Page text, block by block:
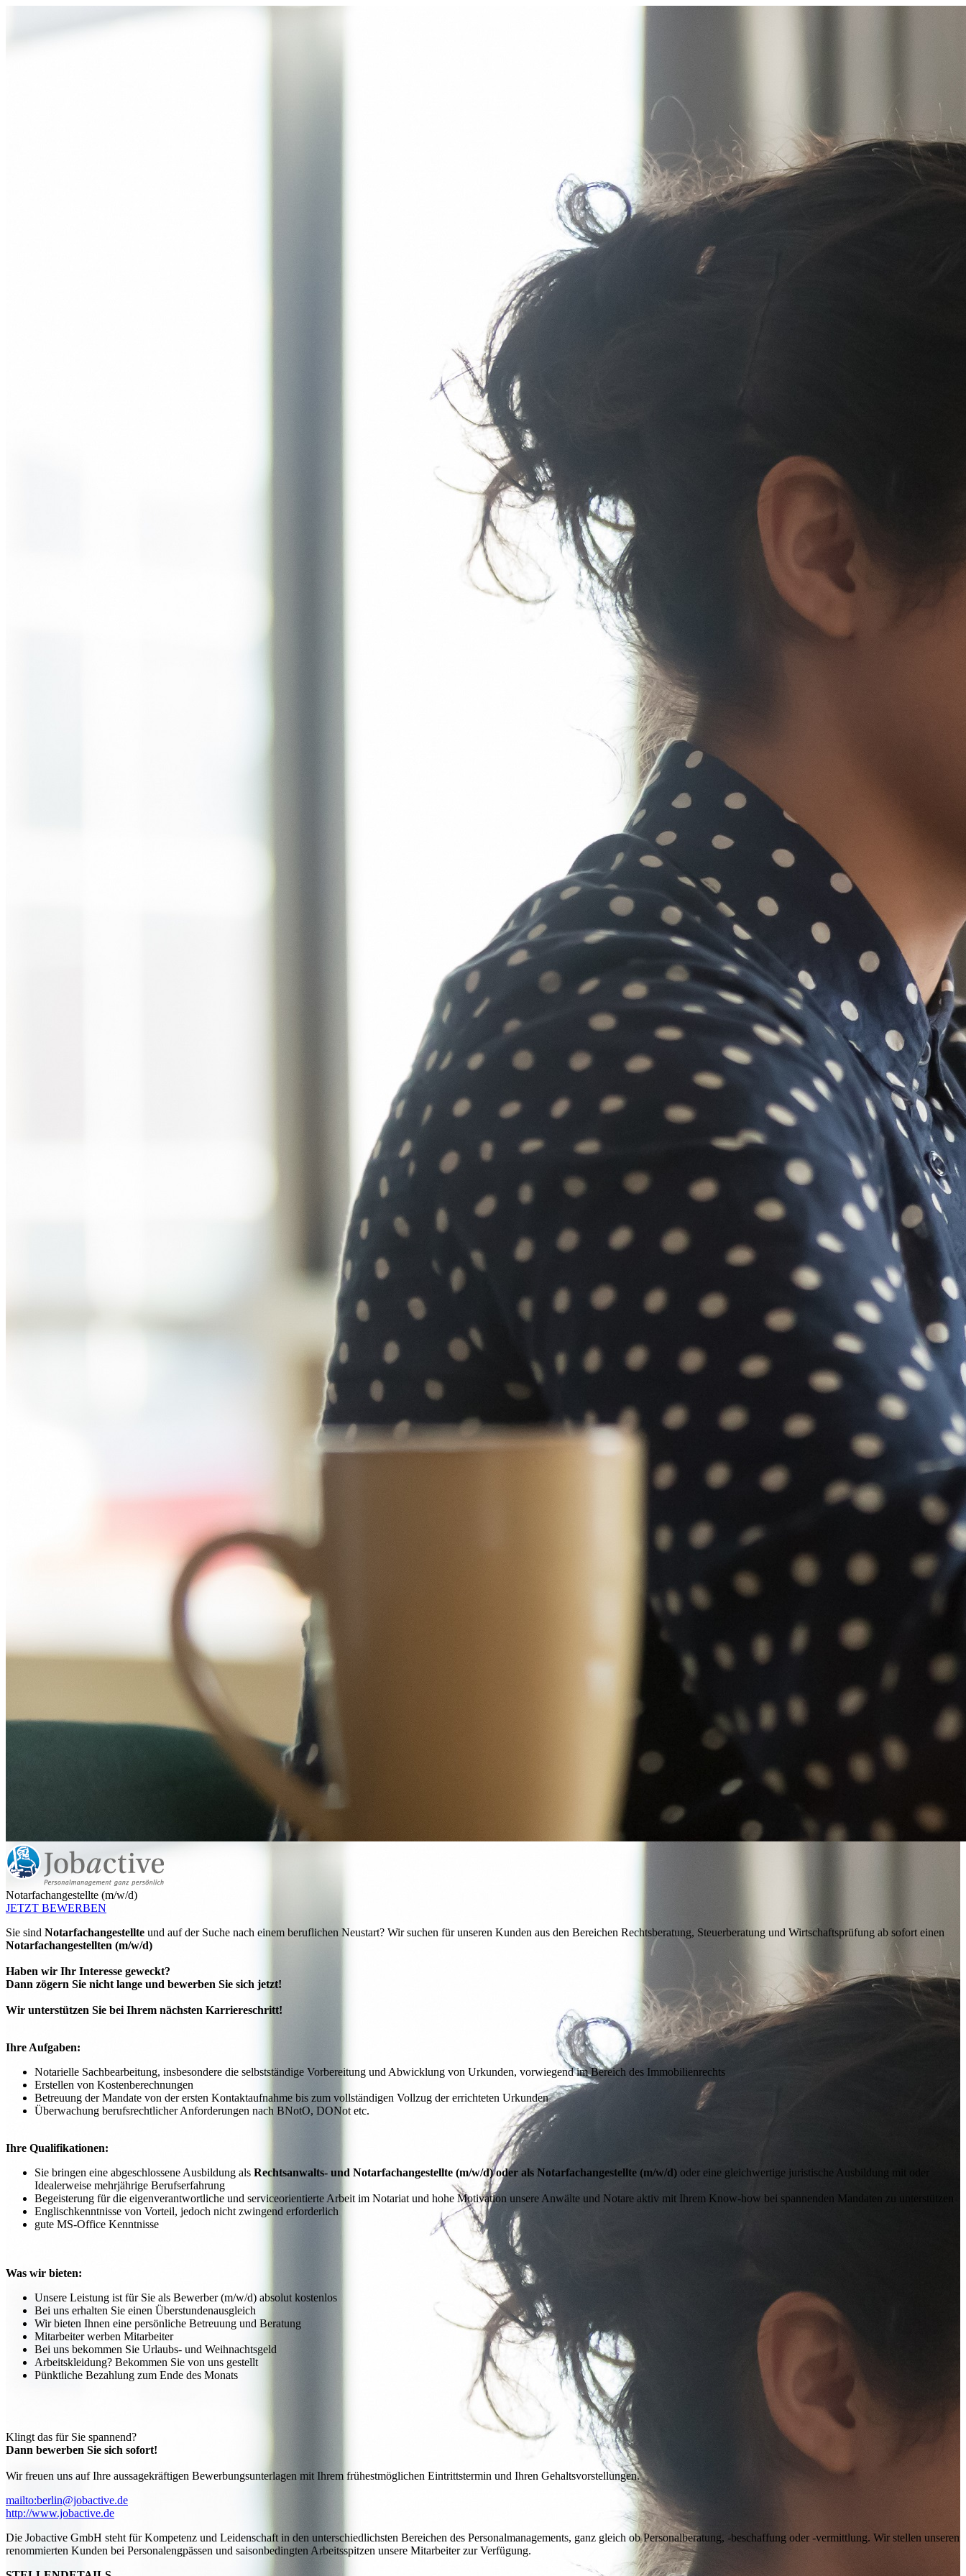
Notarfachangestellte (m/w/d)
JETZT BEWERBEN
Sie sind Notarfachangestellte und auf der Suche nach einem beruflichen Neustart? Wir suchen für unseren Kunden aus den Bereichen Rechtsberatung, Steuerberatung und Wirtschaftsprüfung ab sofort einen
Notarfachangestellten (m/w/d)
Haben wir Ihr Interesse geweckt?
Dann zögern Sie nicht lange und bewerben Sie sich jetzt!
Wir unterstützen Sie bei Ihrem nächsten Karriereschritt!
Ihre Aufgaben:
Notarielle Sachbearbeitung, insbesondere die selbstständige Vorbereitung und Abwicklung von Urkunden, vorwiegend im Bereich des Immobilienrechts
Erstellen von Kostenberechnungen
Betreuung der Mandate von der ersten Kontaktaufnahme bis zum vollständigen Vollzug der errichteten Urkunden
Überwachung berufsrechtlicher Anforderungen nach BNotO, DONot etc.
Ihre Qualifikationen:
Sie bringen eine abgeschlossene Ausbildung als Rechtsanwalts- und Notarfachangestellte (m/w/d) oder als Notarfachangestellte (m/w/d) oder eine gleichwertige juristische Ausbildung mit oder
Idealerweise mehrjährige Berufserfahrung
Begeisterung für die eigenverantwortliche und serviceorientierte Arbeit im Notariat und hohe Motivation unsere Anwälte und Notare aktiv mit Ihrem Know-how bei spannenden Mandaten zu unterstützen
Englischkenntnisse von Vorteil, jedoch nicht zwingend erforderlich
gute MS-Office Kenntnisse
Was wir bieten:
Unsere Leistung ist für Sie als Bewerber (m/w/d) absolut kostenlos
Bei uns erhalten Sie einen Überstundenausgleich
Wir bieten Ihnen eine persönliche Betreuung und Beratung
Mitarbeiter werben Mitarbeiter
Bei uns bekommen Sie Urlaubs- und Weihnachtsgeld
Arbeitskleidung? Bekommen Sie von uns gestellt
Pünktliche Bezahlung zum Ende des Monats
Klingt das für Sie spannend?
Dann bewerben Sie sich sofort!
Wir freuen uns auf Ihre aussagekräftigen Bewerbungsunterlagen mit Ihrem frühestmöglichen Eintrittstermin und Ihren Gehaltsvorstellungen.
mailto:berlin@jobactive.de
http://www.jobactive.de
Die Jobactive GmbH steht für Kompetenz und Leidenschaft in den unterschiedlichsten Bereichen des Personalmanagements, ganz gleich ob Personalberatung, -beschaffung oder -vermittlung. Wir stellen unseren
renommierten Kunden bei Personalengpässen und saisonbedingten Arbeitsspitzen unsere Mitarbeiter zur Verfügung.